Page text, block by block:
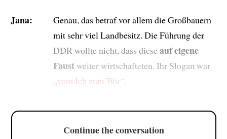
Jana:
Genau, das betraf vor allem die Großbauern
mit sehr viel Landbesitz. Die Führung der
DDR wollte nicht, dass dieseauf eigene
Faustweiter wirtschafteten. Ihr Slogan war
„vom Ich zum Wir“.
Continue the conversation